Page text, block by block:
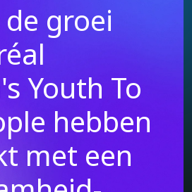
groei
Youth To
hebben
met een